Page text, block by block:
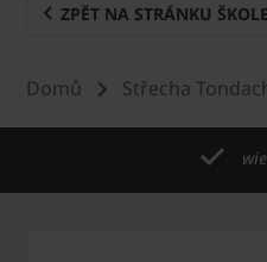
ZPĚT NA STRÁNKU
Domů Střecha